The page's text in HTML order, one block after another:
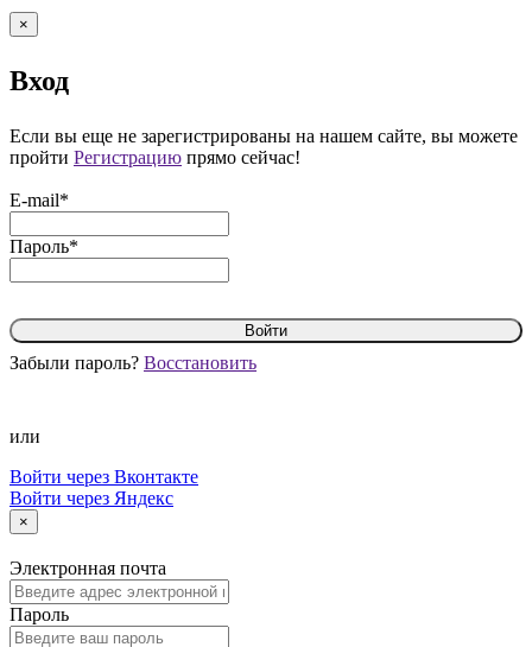
×
Вход
Если вы еще не зарегистрированы на нашем сайте, вы можете
пройти Регистрацию прямо сейчас!
E-mail*
Пароль*
Войти
Забыли пароль? Восстановить
или
Войти через Вконтакте
Войти через Яндекс
×
Электронная почта
Пароль